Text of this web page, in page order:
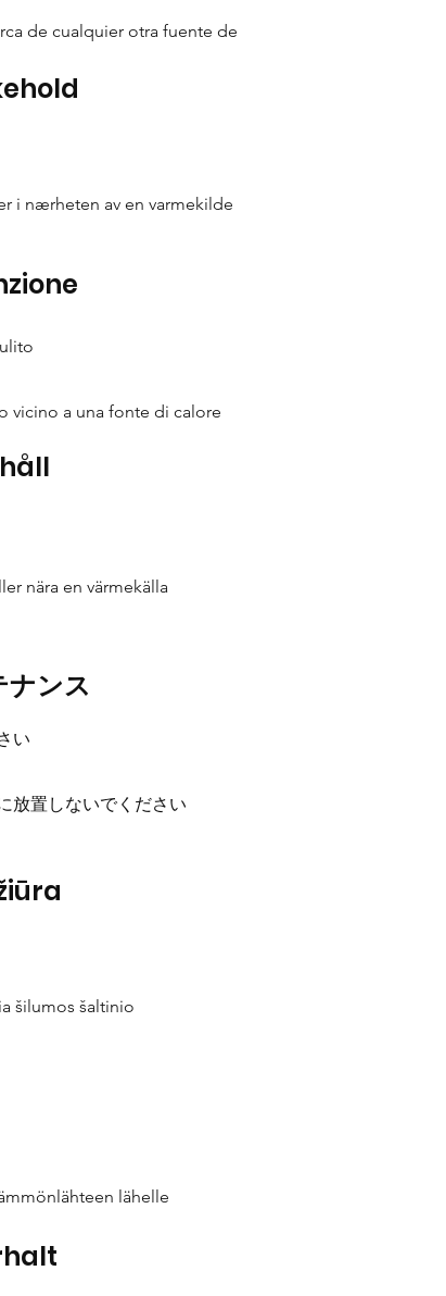
de cualquier otra fuente de
i nærheten av en varmekilde
vicino a una fonte di calore
nära en värmekälla
ナンス
い
放置しないでください
šilumos šaltinio
lähelle